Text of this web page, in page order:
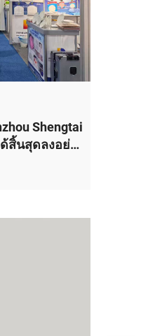
Shengtai
สิ้นสุดลงอย่าง